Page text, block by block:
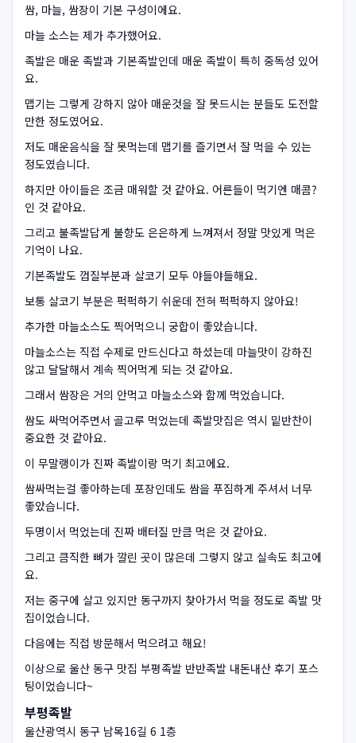
쌈, 마늘, 쌈장이 기본 구성이에요.
마늘 소스는 제가 추가했어요.
족발은 매운 족발과 기본족발인데 매운 족발이 특히 중독성 있어
요.
맵기는 그렇게 강하지 않아 매운것을 잘 못드시는 분들도 도전할
만한 정도였어요.
저도 매운음식을 잘 못먹는데 맵기를 즐기면서 잘 먹을 수 있는
정도였습니다.
하지만 아이들은 조금 매워할 것 같아요. 어른들이 먹기엔 매콤?
인 것 같아요.
그리고 불족발답게 불향도 은은하게 느껴져서 정말 맛있게 먹은
기억이 나요.
기본족발도 껍질부분과 살코기 모두 야들야들해요.
보통 살코기 부분은 퍽퍽하기 쉬운데 전혀 퍽퍽하지 않아요!
추가한 마늘소스도 찍어먹으니 궁합이 좋았습니다.
마늘소스는 직접 수제로 만드신다고 하셨는데 마늘맛이 강하진
않고 달달해서 계속 찍어먹게 되는 것 같아요.
그래서 쌈장은 거의 안먹고 마늘소스와 함께 먹었습니다.
쌈도 싸먹어주면서 골고루 먹었는데 족발맛집은 역시 밑반찬이
중요한 것 같아요.
이 무말랭이가 진짜 족발이랑 먹기 최고에요.
쌈싸먹는걸 좋아하는데 포장인데도 쌈을 푸짐하게 주셔서 너무
좋았습니다.
두명이서 먹었는데 진짜 배터질 만큼 먹은 것 같아요.
그리고 큼직한 뼈가 깔린 곳이 많은데 그렇지 않고 실속도 최고에
요.
저는 중구에 살고 있지만 동구까지 찾아가서 먹을 정도로 족발 맛
집이었습니다.
다음에는 직접 방문해서 먹으려고 해요!
이상으로 울산 동구 맛집 부평족발 반반족발 내돈내산 후기 포스
팅이었습니다~
부평족발
울산광역시 동구 남목16길 6 1층